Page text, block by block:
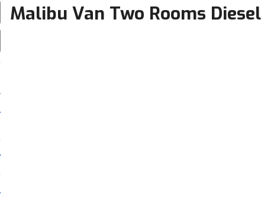
Malibu Van Two Rooms Diesel